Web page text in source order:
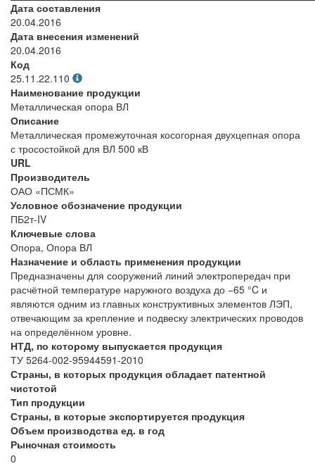
Дата составления
20.04.2016
Дата внесения изменений
20.04.2016
Код
25.11.22.110
Наименование продукции
Металлическая опора ВЛ
Описание
Металлическая промежуточная косогорная двухцепная опора
с тросостойкой для ВЛ 500 кВ
URL
Производитель
ОАО «ПСМК»
Условное обозначение продукции
ПБ2т-IV
Ключевые слова
Опора, Опора ВЛ
Назначение и область применения продукции
Предназначены для сооружений линий электропередач при
расчётной температуре наружного воздуха до −65 °C и
являются одним из главных конструктивных элементов ЛЭП,
отвечающим за крепление и подвеску электрических проводов
на определённом уровне.
НТД, по которому выпускается продукция
ТУ 5264-002-95944591-2010
Страны, в которых продукция обладает патентной
чистотой
Тип продукции
Страны, в которые экспортируется продукция
Объем производства ед. в год
Рыночная стоимость
0